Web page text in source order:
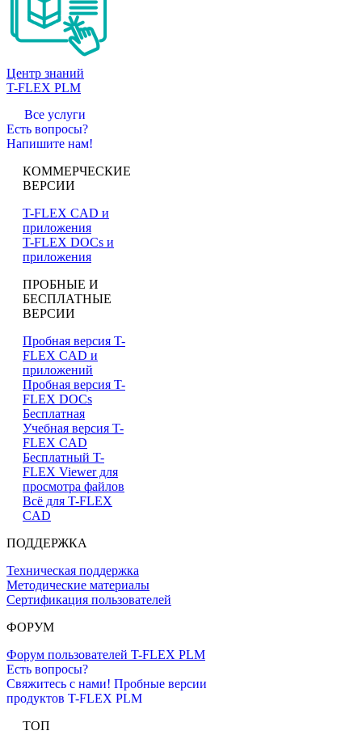
Центр знаний
T-FLEX PLM
Все услуги
Есть вопросы?
Напишите нам!
КОММЕРЧЕСКИЕ
ВЕРСИИ
T-FLEX CAD и
приложения
T-FLEX DOCs и
приложения
ПРОБНЫЕ И
БЕСПЛАТНЫЕ
ВЕРСИИ
Пробная версия T-
FLEX CAD и
приложений
Пробная версия T-
FLEX DOCs
Бесплатная
Учебная версия T-
FLEX CAD
Бесплатный T-
FLEX Viewer для
просмотра файлов
Всё для T-FLEX
CAD
ПОДДЕРЖКА
Техническая поддержка
Методические материалы
Сертификация пользователей
ФОРУМ
Форум пользователей T-FLEX PLM
Есть вопросы?
Свяжитесь с нами! Пробные версии
продуктов T-FLEX PLM
ТОП